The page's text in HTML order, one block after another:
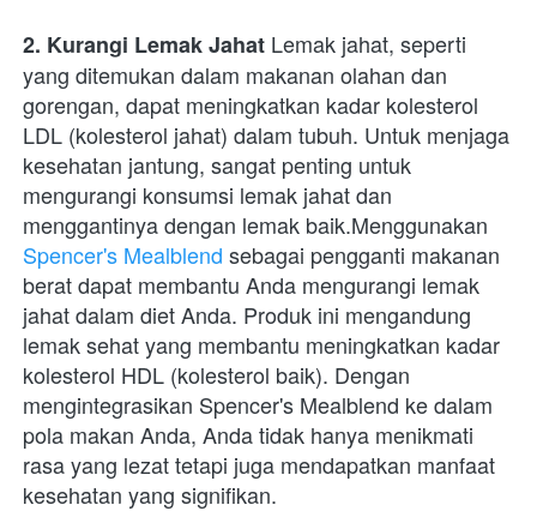
2. Kurangi Lemak Jahat Lemak jahat, seperti
yang ditemukan dalam makanan olahan dan
gorengan, dapat meningkatkan kadar kolesterol
LDL (kolesterol jahat) dalam tubuh. Untuk menjaga
kesehatan jantung, sangat penting untuk
mengurangi konsumsi lemak jahat dan
Spencer's Mealblend sebagai pengganti makanan
berat dapat membantu Anda mengurangi lemak
jahat dalam diet Anda. Produk ini mengandung
lemak sehat yang membantu meningkatkan kadar
kolesterol HDL (kolesterol baik). Dengan
mengintegrasikan Spencer's Mealblend ke dalam
pola makan Anda, Anda tidak hanya menikmati
rasa yang lezat tetapi juga mendapatkan manfaat
kesehatan yang signifikan.